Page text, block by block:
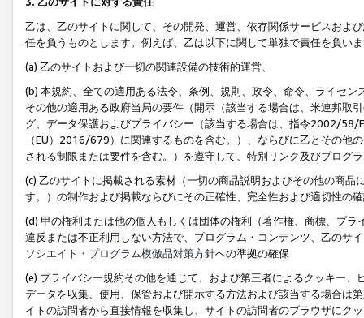
乙は、乙のサイトに関して、その開発、運営、依存関係サービスおよ
任を負うものとします。例えば、乙は以下に関して単独で責任を負い
(a) 乙のサイトおよび一切の関連設備の技術的運営、
(b) 本規約、全ての適用ある法令、条例、規則、政令、命令、ライセ
その他の適用ある政府当局の要件（開示（該当する場合は、米連邦取
グ、データ保護およびプライバシー（該当する場合は、指令2002/58/
（EU）2016/679）に関連するものを含む。）、ならびに乙とその他
される制限または要件を含む。）を遵守して、特別リンク及びプログ
(c) 乙のサイトに掲載される素材（一切の商品説明およびその他の商
す。）の制作および掲載ならびにその正確性、完全性および適切性の
(d) 甲の権利または他の個人もしくは団体の権利（著作権、商標、プ
違反または不正利用しない方法で、プログラム・コンテンツ、乙のサ
ソシエイト・プログラム模倣品対策方針への準拠の確保
(e) プライバシー規約その他を通じて、および第三者によるクッキー
データを収集、使用、保管および開示する方法および該当する場合は
イトの訪問者から直接情報を収集し、サイトの訪問者のブラウザにク